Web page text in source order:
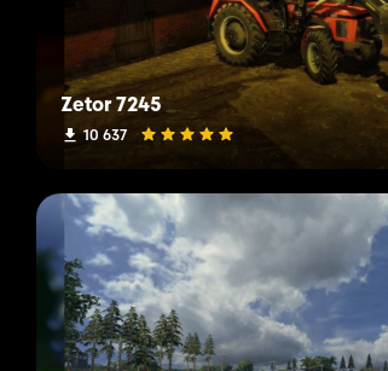
Zetor 7245
10 637